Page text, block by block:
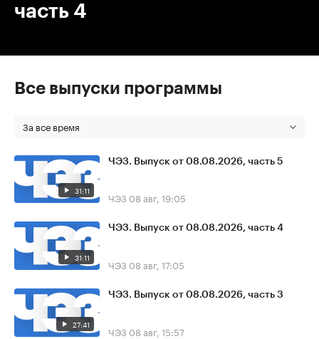
часть 4
Все выпуски программы
За все время
31:11
ЧЭЗ. Выпуск от 08.08.2026, часть 5
ЧЭЗ 08 авг, 19:05
31:11
ЧЭЗ. Выпуск от 08.08.2026, часть 4
ЧЭЗ 08 авг, 17:05
27:41
ЧЭЗ. Выпуск от 08.08.2026, часть 3
ЧЭЗ 08 авг, 15:57